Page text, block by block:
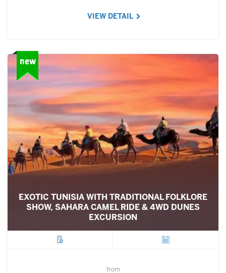
VIEW DETAIL
EXOTIC TUNISIA WITH TRADITIONAL FOLKLORE
SHOW, SAHARA CAMEL RIDE & 4WD DUNES
EXCURSION
from